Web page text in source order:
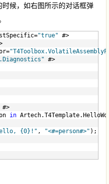
候，如右图所示的对话框弹
"true" #>
#>
#>
in
{0}!" , "<#=person#>"